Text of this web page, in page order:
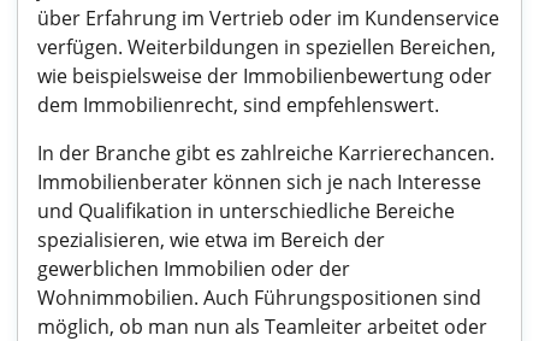
über Erfahrung im Vertrieb oder im Kundenservice
verfügen. Weiterbildungen in speziellen Bereichen,
wie beispielsweise der Immobilienbewertung oder
dem Immobilienrecht, sind empfehlenswert.
In der Branche gibt es zahlreiche Karrierechancen.
Immobilienberater können sich je nach Interesse
und Qualifikation in unterschiedliche Bereiche
spezialisieren, wie etwa im Bereich der
gewerblichen Immobilien oder der
Wohnimmobilien. Auch Führungspositionen sind
möglich, ob man nun als Teamleiter arbeitet oder